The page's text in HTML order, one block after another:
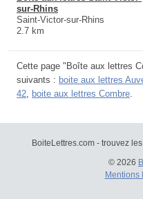
sur-Rhins
Saint-Victor-sur-Rhins
2.7 km
Cette page "Boîte aux lettres
suivants : boite aux lettres
42 boite aux lettres Combre
BoiteLettres.com - trouvez
© 2026
Mentions